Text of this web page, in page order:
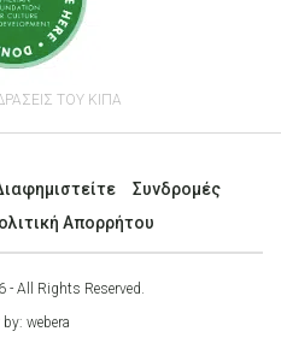
ΤΟΥ ΚΙΠΑ
Συνδρομές
Απορρήτου
All Rights Reserved.
by: webera